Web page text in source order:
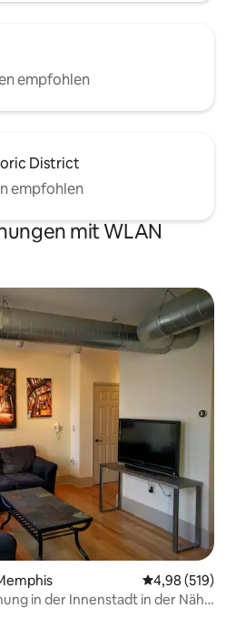
empfohlen
District
empfohlen
mit WLAN
4,98 (519)
in der Innenstadt in der Nähe